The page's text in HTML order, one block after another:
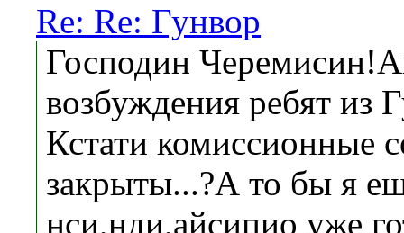
Re: Re: Гунвор
Господин
возбуждения ребят из
Кстати комиссионные
закрыты...?А то бы я
нси,нди,айсипио уже